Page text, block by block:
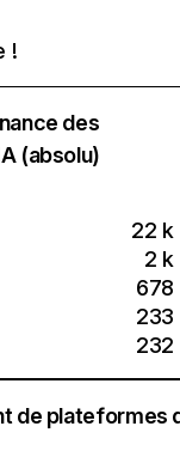
!
des
(absolu)
22 k
2 k
678
233
232
de plateformes